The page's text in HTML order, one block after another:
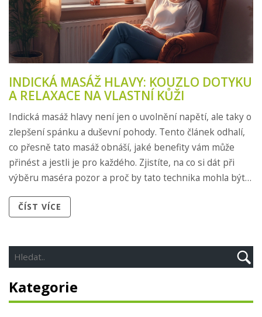
INDICKÁ MASÁŽ HLAVY: KOUZLO DOTYKU
A RELAXACE NA VLASTNÍ KŮŽI
Indická masáž hlavy není jen o uvolnění napětí, ale taky o
zlepšení spánku a duševní pohody. Tento článek odhalí,
co přesně tato masáž obnáší, jaké benefity vám může
přinést a jestli je pro každého. Zjistíte, na co si dát při
výběru maséra pozor a proč by tato technika mohla být
i několik tipů, jak si jednoduché masážní triky můžete
ČÍST VÍCE
Kategorie